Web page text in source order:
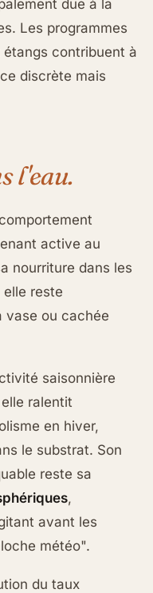
due à la
Les programmes
contribuent à
discrète mais
l'eau.
active au
nourriture dans les
elle reste
vase ou cachée
saisonnière
ralentit
en hiver,
le substrat. Son
reste sa
,
avant les
météo".
du taux